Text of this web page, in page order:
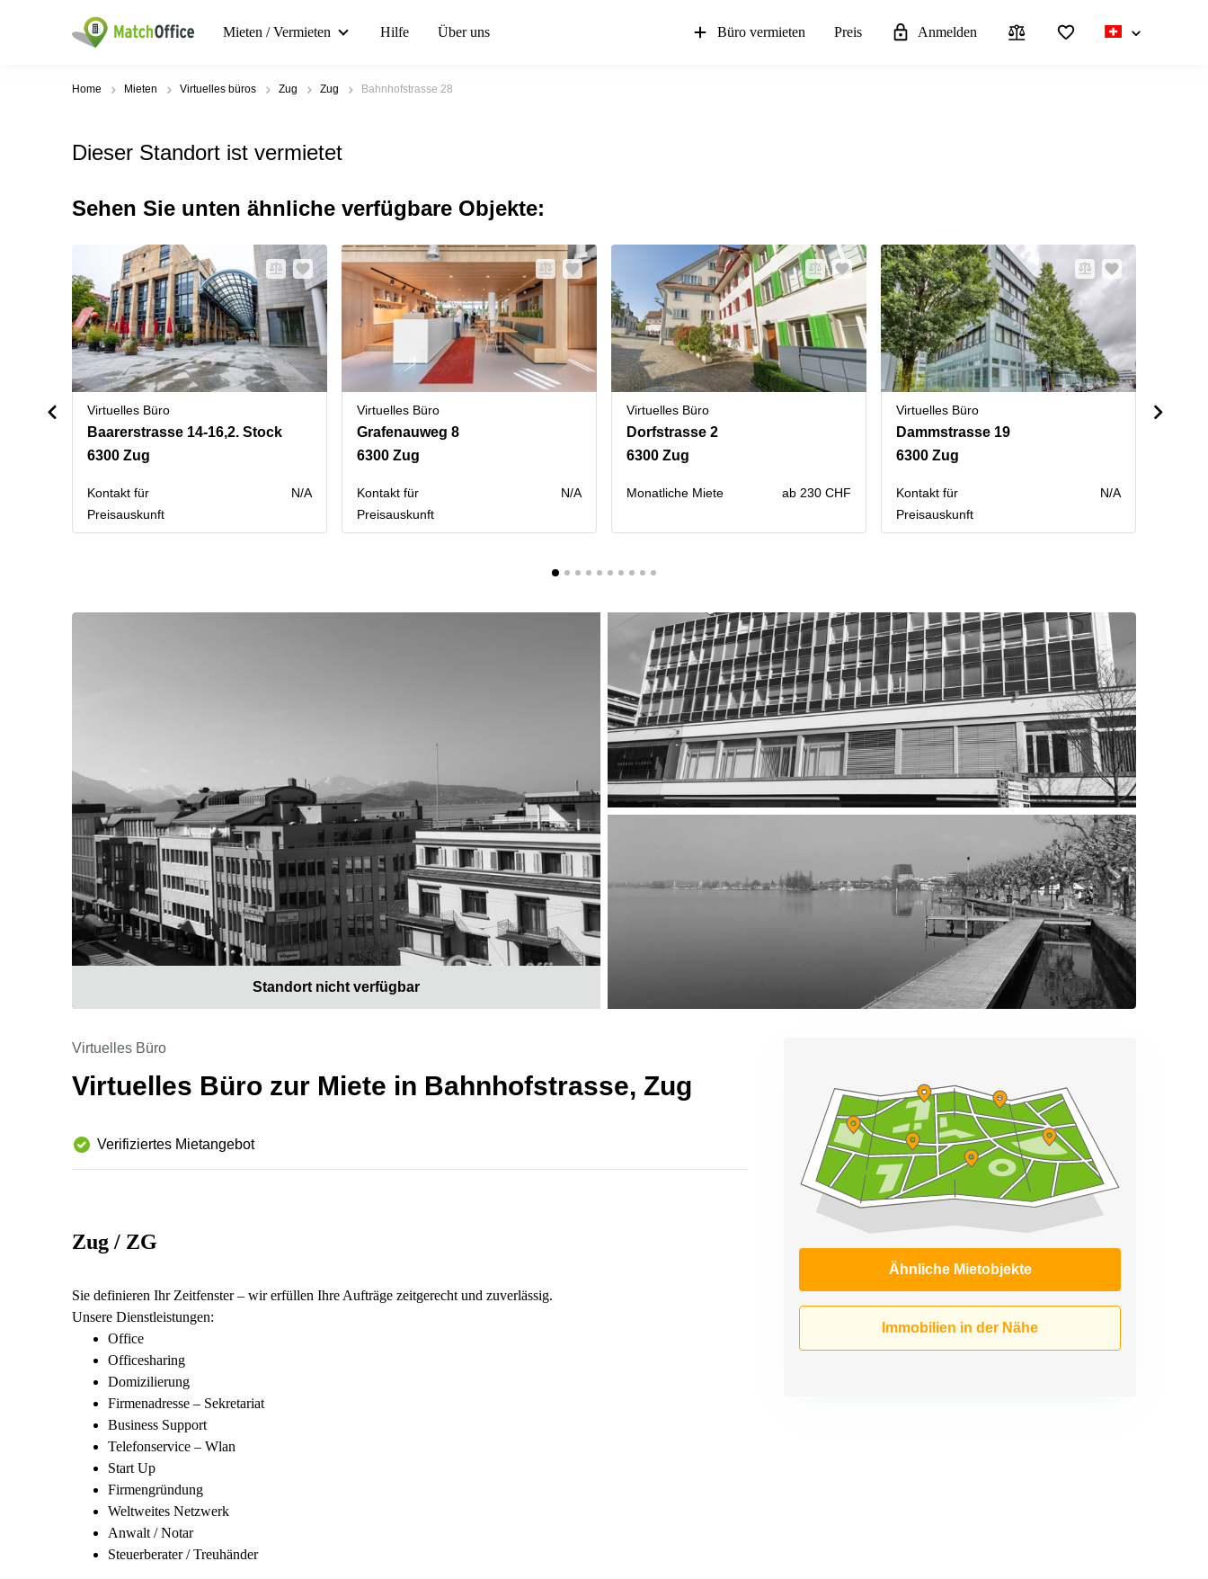
Mieten / Vermieten Hilfe Über uns Büro vermieten Preis Anmelden
Home Mieten Virtuelles büros Zug Zug Bahnhofstrasse 28
Dieser Standort ist vermietet
Sehen Sie unten ähnliche verfügbare Objekte:
Virtuelles Büro
Baarerstrasse 14-16,2. Stock
6300 Zug
Kontakt für
Preisauskunft
N/A
Virtuelles Büro
Grafenauweg 8
6300 Zug
Kontakt für
Preisauskunft
N/A
Virtuelles Büro
Dorfstrasse 2
6300 Zug
Monatliche Miete ab 230 CHF
Virtuelles Büro
Dammstrasse 19
6300 Zug
Kontakt für
Preisauskunft
N/A
Standort nicht verfügbar
Virtuelles Büro
Virtuelles Büro zur Miete in Bahnhofstrasse, Zug
Verifiziertes Mietangebot
Ähnliche Mietobjekte
Immobilien in der Nähe
Zug / ZG
Sie definieren Ihr Zeitfenster – wir erfüllen Ihre Aufträge zeitgerecht und zuverlässig.
Unsere Dienstleistungen:
Office
Officesharing
Domizilierung
Firmenadresse – Sekretariat
Business Support
Telefonservice – Wlan
Start Up
Firmengründung
Weltweites Netzwerk
Anwalt / Notar
Steuerberater / Treuhänder